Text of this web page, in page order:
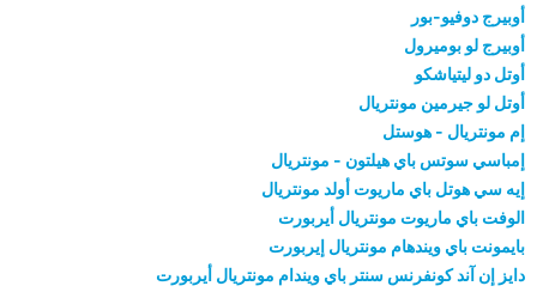
أوبيرج دوفيو-بور
أوبيرج لو بوميرول
أوتل دو ليتياشكو
أوتل لو جيرمين مونتريال
إم مونتريال - هوستل
إمباسي سوتس باي هيلتون - مونتريال
إيه سي هوتل باي ماريوت أولد مونتريال
الوفت باي ماريوت مونتريال أيربورت
بايمونت باي ويندهام مونتريال إيربورت
دايز إن آند كونفرنس سنتر باي ويندام مونتريال أيربورت